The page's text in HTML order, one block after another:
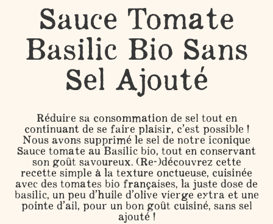
Sauce Tomate
Basilic Bio Sans
Sel Ajouté
Réduire sa consommation de sel tout en
continuant de se faire plaisir, c’est possible !
Nous avons supprimé le sel de notre iconique
Sauce tomate au Basilic bio, tout en conservant
son goût savoureux. (Re-)découvrez cette
recette simple à la texture onctueuse, cuisinée
avec des tomates bio françaises, la juste dose de
basilic, un peu d’huile d’olive vierge extra et une
pointe d’ail, pour un bon goût cuisiné, sans sel
ajouté !